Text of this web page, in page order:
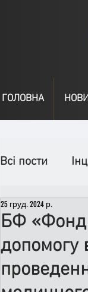
ГОЛОВНА
Всі пости
День
Спільні
БФ «Фонд
допомогу
25 груд. 2024 р.